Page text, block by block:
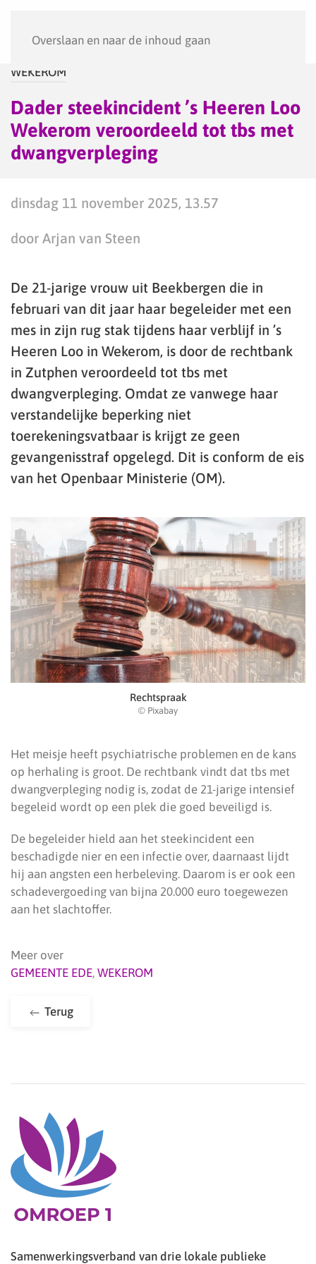
Overslaan en naar de inhoud gaan
WEKEROM
Dader steekincident ’s Heeren Loo
Wekerom veroordeeld tot tbs met
dwangverpleging
dinsdag 11 november 2025, 13.57
door Arjan van Steen
De 21-jarige vrouw uit Beekbergen die in
februari van dit jaar haar begeleider met een
mes in zijn rug stak tijdens haar verblijf in ’s
Heeren Loo in Wekerom, is door de rechtbank
in Zutphen veroordeeld tot tbs met
dwangverpleging. Omdat ze vanwege haar
verstandelijke beperking niet
toerekeningsvatbaar is krijgt ze geen
gevangenisstraf opgelegd. Dit is conform de eis
van het Openbaar Ministerie (OM).
Rechtspraak
© Pixabay
Het meisje heeft psychiatrische problemen en de kans
op herhaling is groot. De rechtbank vindt dat tbs met
dwangverpleging nodig is, zodat de 21-jarige intensief
begeleid wordt op een plek die goed beveiligd is.
De begeleider hield aan het steekincident een
beschadigde nier en een infectie over, daarnaast lijdt
hij aan angsten een herbeleving. Daarom is er ook een
schadevergoeding van bijna 20.000 euro toegewezen
aan het slachtoffer.
Meer over
GEMEENTE EDE, WEKEROM
Terug
Samenwerkingsverband van drie lokale publieke